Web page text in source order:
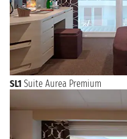
SL1 Suite Aurea Premium